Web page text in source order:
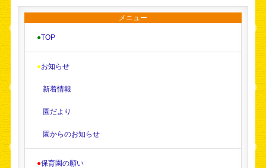
メニュー
●TOP
●お知らせ
新着情報
園だより
園からのお知らせ
●保育園の願い